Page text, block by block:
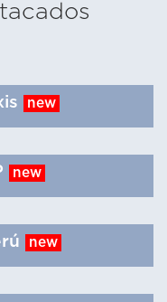
new
new
new